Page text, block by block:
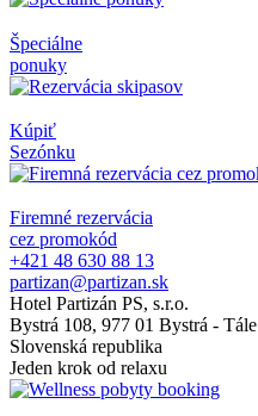
Špeciálne
ponuky
Kúpiť
Sezónku
Firemné rezervácia
cez promokód
+421 48 630 88 13
partizan@partizan.sk
Hotel Partizán PS, s.r.o.
Bystrá 108, 977 01 Bystrá - Tále
Slovenská republika
Jeden krok od relaxu